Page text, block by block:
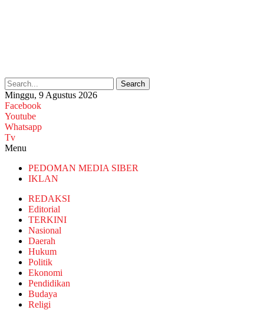
Search
Minggu, 9 Agustus 2026
Facebook
Youtube
Whatsapp
Tv
Menu
PEDOMAN MEDIA SIBER
IKLAN
REDAKSI
Editorial
TERKINI
Nasional
Daerah
Hukum
Politik
Ekonomi
Pendidikan
Budaya
Religi